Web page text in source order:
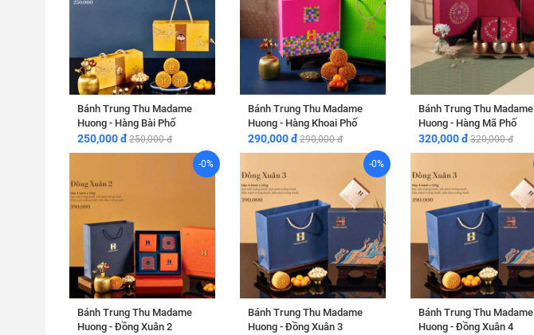
Bánh Trung Thu Madame
Huong - Hàng Bài Phố
250,000 đ250,000 đ
Bánh Trung Thu Madame
Huong - Hàng Khoai Phố
290,000 đ290,000 đ
Bánh Trung Thu Madame
Huong - Hàng Mã Phố
320,000 đ320,000 đ
-0%
Bánh Trung Thu Madame
Huong - Đồng Xuân 2
-0%
Bánh Trung Thu Madame
Huong - Đồng Xuân 3
Bánh Trung Thu Madame
Huong - Đồng Xuân 4